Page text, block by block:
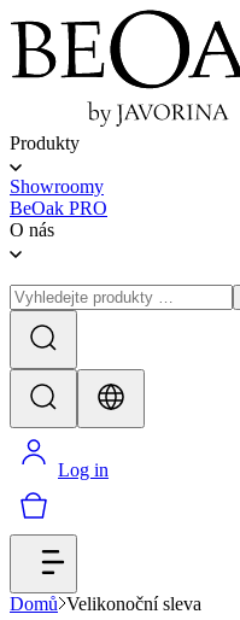
Produkty
Showroomy
BeOak PRO
O nás
Log in
Domů Velikonoční sleva